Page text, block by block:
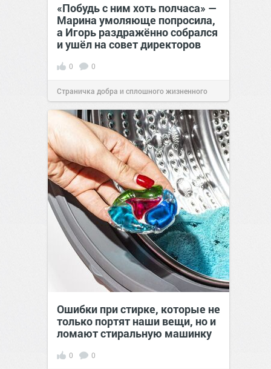
«Побудь с ним хоть полчаса» —
Марина умоляюще попросила,
а Игорь раздражённо собрался
и ушёл на совет директоров
0 0
Страничка добра и сплошного жизненного
позитива!19:38Вчера
Ошибки при стирке, которые не
только портят наши вещи, но и
ломают стиральную машинку
0 0